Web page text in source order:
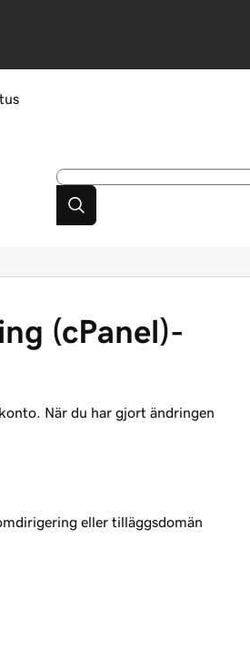
(cPanel)-
När du har gjort ändringen
eller tilläggsdomän